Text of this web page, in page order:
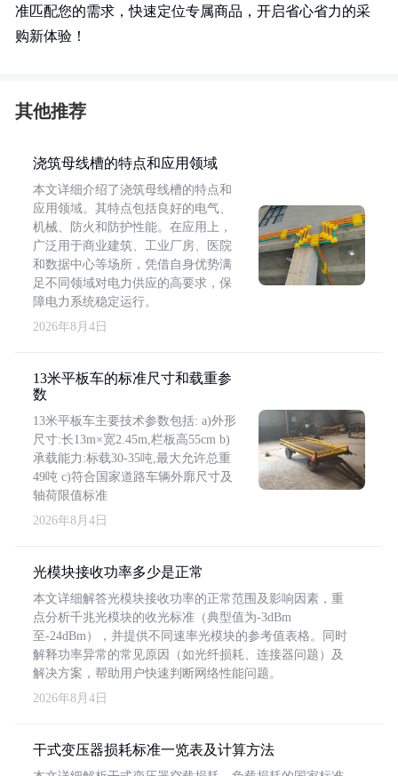
准匹配您的需求，快速定位专属商品，开启省心省力的采
购新体验！
其他推荐
浇筑母线槽的特点和应用领域
本文详细介绍了浇筑母线槽的特点和
应用领域。其特点包括良好的电气、
机械、防火和防护性能。在应用上，
广泛用于商业建筑、工业厂房、医院
和数据中心等场所，凭借自身优势满
足不同领域对电力供应的高要求，保
障电力系统稳定运行。
2026年8月4日
13米平板车的标准尺寸和载重参
数
13米平板车主要技术参数包括: a)外形
尺寸:长13m×宽2.45m,栏板高55cm b)
承载能力:标载30-35吨,最大允许总重
49吨 c)符合国家道路车辆外廓尺寸及
轴荷限值标准
2026年8月4日
光模块接收功率多少是正常
本文详细解答光模块接收功率的正常范围及影响因素，重
点分析千兆光模块的收光标准（典型值为-3dBm
至-24dBm），并提供不同速率光模块的参考值表格。同时
解释功率异常的常见原因（如光纤损耗、连接器问题）及
解决方案，帮助用户快速判断网络性能问题。
2026年8月4日
干式变压器损耗标准一览表及计算方法